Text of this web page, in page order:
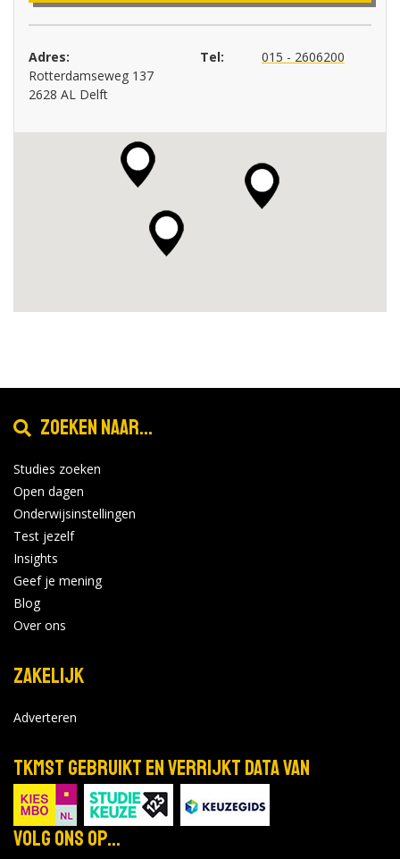
Adres:
Rotterdamseweg 137
2628 AL Delft
Tel: 015 - 2606200
Zoeken naar...
Studies zoeken
Open dagen
Onderwijsinstellingen
Test jezelf
Insights
Geef je mening
Blog
Over ons
Zakelijk
Adverteren
TKMST gebruikt en verrijkt data van
Volg ons op...